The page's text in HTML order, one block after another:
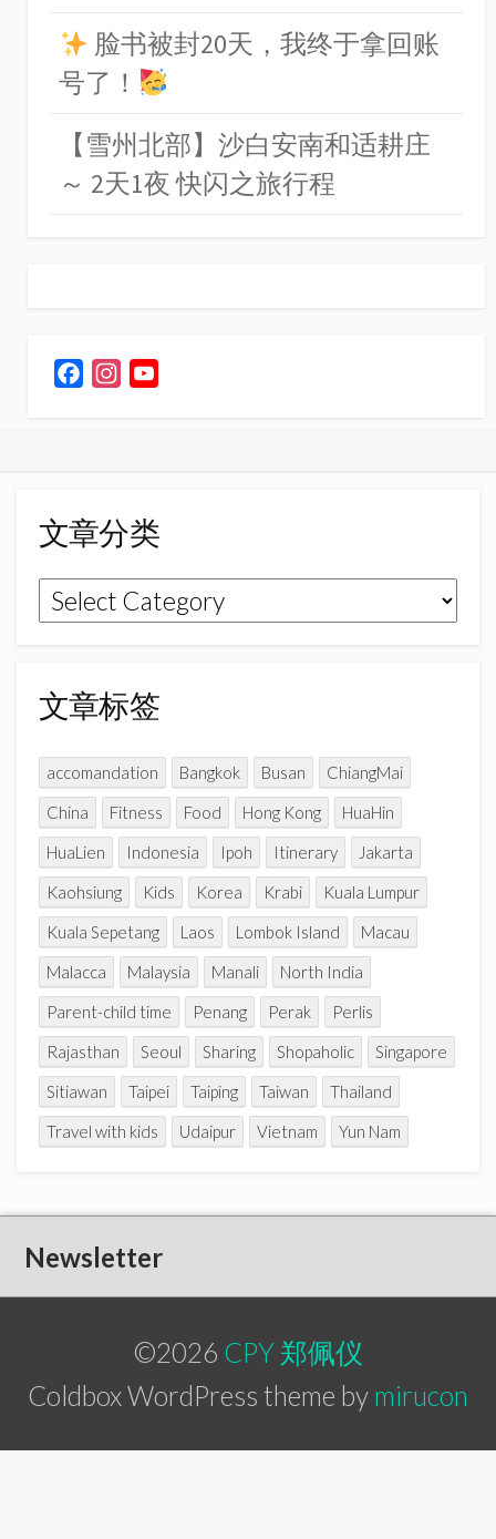
脸书被封20天，我终于拿回账
号了！
【雪州北部】沙白安南和适耕庄
～ 2天1夜 快闪之旅行程
o
o
k
r
a
m
C
h
n
文章分类
文
章
类
文章标签
accomandation Bangkok Busan
ChiangMai
China
Fitness Food Hong Kong
HuaHin
HuaLien
Indonesia Ipoh Itinerary
Jakarta
Kaohsiung
Kids Korea Krabi
Kuala Lumpur
Kuala Sepetang
Laos Lombok Island
Macau
Malacca
Malaysia Manali
North India
Parent-child time
Penang Perak
Perlis
Rajasthan
Seoul Sharing Shopaholic
Singapore
Sitiawan
Taipei Taiping Taiwan
Thailand
Travel with kids
Udaipur Vietnam Yun Nam
Newsletter
©2026 CPY 郑佩仪
Coldbox WordPress theme by mirucon